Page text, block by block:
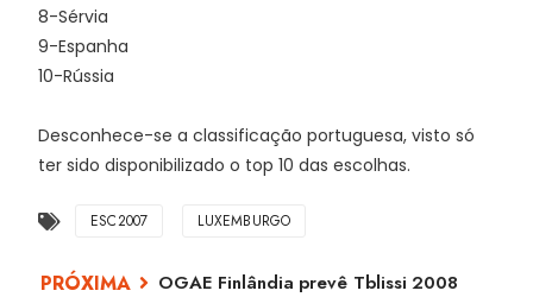
8-Sérvia
9-Espanha
10-Rússia
Desconhece-se a classificação portuguesa, visto só
ter sido disponibilizado o top 10 das escolhas.
ESC2007 LUXEMBURGO
OGAE Finlândia prevê Tblissi 2008